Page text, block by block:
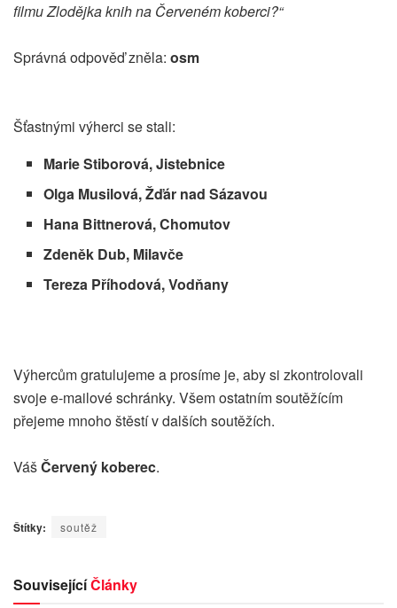
filmu Zlodějka knih na Červeném koberci?“
Správná odpověď zněla: osm
Šťastnými výherci se stali:
Marie Stiborová, Jistebnice
Olga Musilová, Žďár nad Sázavou
Hana Bittnerová, Chomutov
Zdeněk Dub, Milavče
Tereza Příhodová, Vodňany
Výhercům gratulujeme a prosíme je, aby si zkontrolovali
svoje e-mailové schránky. Všem ostatním soutěžícím
přejeme mnoho štěstí v dalších soutěžích.
VášČervený koberec.
Štítky: soutěž
SouvisejícíČlánky